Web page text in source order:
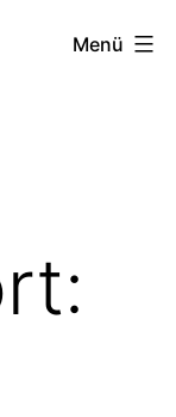
Menü